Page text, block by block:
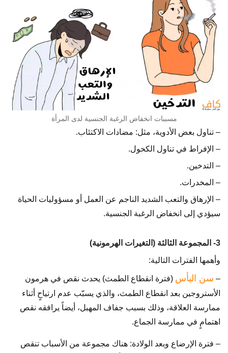
مسببات انخفاض الرغبة الجنسية لدى المرأة
– تناول بعض الأدوية، مثل: مضادات الاكتئاب.
– الإفراط في تناول الكحول.
– التدخين.
– المخدرات.
– الإرهاق والتعب الشديد الناجم عن العمل أو مسؤوليات الحياة
سيؤدي إلى انخفاض الرغبة الجنسية.
3- المجموعة الثالثة (التغيرات الهرمونية)
وأهمها الفترات التالية:
– سن اليأس (فترة انقطاع الطمث) يحدث نقص في هرمون
الأستروجين بعد انقطاع الطمث، والذي يسبّب عدم ارتياحٍ أثناء
ممارسة العلاقة، وذلك بسبب جفاف المهبل، أيضاً يرافقه نقص
اهتمامٍ في ممارسة الجماع.
– فترة الإرضاع وبعد الولادة: هناك مجموعة من الأسباب تنقص